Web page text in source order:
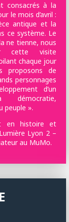
consacrés à la
le mois d’avril :
antique et la
ce système. Le
ne tienne, nous
cette visite
chaque jour
proposons de
personnages
d’un
peuple ».
en histoire et
Lyon 2 –
au MuMo.